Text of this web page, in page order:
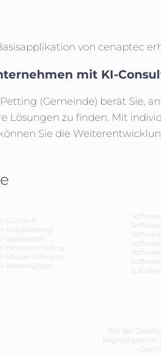
von cenaptec
mit KI-
Petting (Gemeinde) berät Sie,
Lösungen zu finden. Mit
Sie die
Günzach
Kottgeisering
Vaterstetten
Hinterschmiding
Missen-Wilhams
Altenmünster
Sitz der
Registergericht: